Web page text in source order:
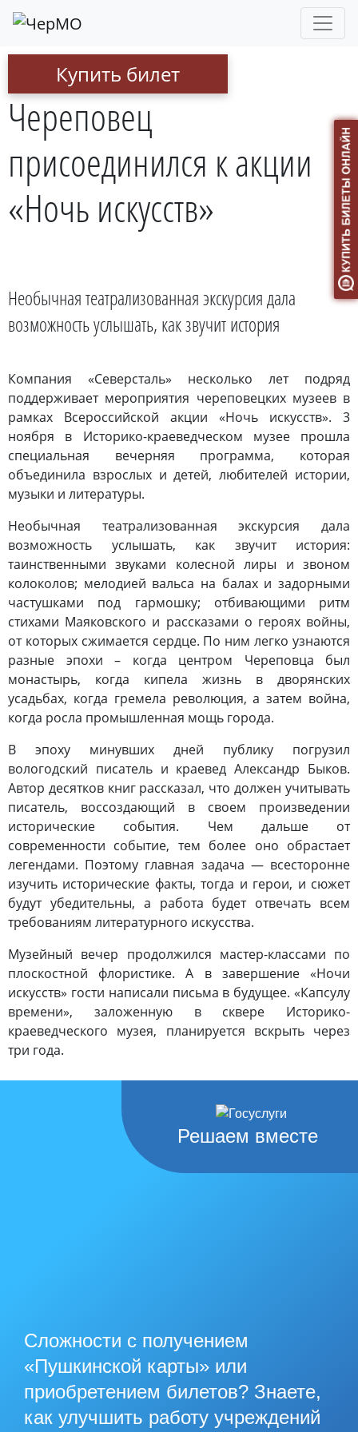
Череповец
присоединился к акции
«Ночь искусств»
Купить билет
Необычная театрализованная экскурсия дала
возможность услышать, как звучит история
Компания «Северсталь» несколько лет подряд
поддерживает мероприятия череповецких музеев в
рамках Всероссийской акции «Ночь искусств». 3
ноября в Историко-краеведческом музее прошла
специальная вечерняя программа, которая
объединила взрослых и детей, любителей истории,
музыки и литературы.
Необычная театрализованная экскурсия дала
возможность услышать, как звучит история:
таинственными звуками колесной лиры и звоном
колоколов; мелодией вальса на балах и задорными
частушками под гармошку; отбивающими ритм
стихами Маяковского и рассказами о героях войны,
от которых сжимается сердце. По ним легко узнаются
разные эпохи – когда центром Череповца был
монастырь, когда кипела жизнь в дворянских
усадьбах, когда гремела революция, а затем война,
когда росла промышленная мощь города.
В эпоху минувших дней публику погрузил
вологодский писатель и краевед Александр Быков.
Автор десятков книг рассказал, что должен учитывать
писатель, воссоздающий в своем произведении
исторические события. Чем дальше от
современности событие, тем более оно обрастает
легендами. Поэтому главная задача — всесторонне
изучить исторические факты, тогда и герои, и сюжет
будут убедительны, а работа будет отвечать всем
требованиям литературного искусства.
Музейный вечер продолжился мастер-классами по
плоскостной флористике. А в завершение «Ночи
искусств» гости написали письма в будущее. «Капсулу
времени», заложенную в сквере Историко-
краеведческого музея, планируется вскрыть через
три года.
Решаем вместе
Сложности с получением
«Пушкинской карты» или
приобретением билетов? Знаете,
как улучшить работу учреждений